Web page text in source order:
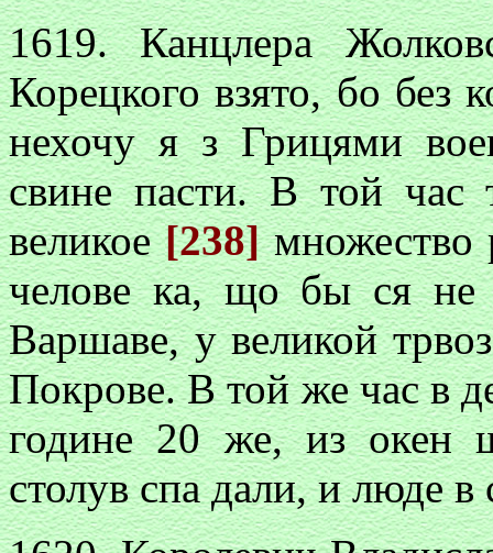
1619. Канцлера
Корецкого взято, бо без
нехочу я з Грицями
свине пасти. В той час
великое[238]множество
челове ка, що бы ся не
Варшаве, у великой
Покрове. В той же час в
године 20 же, из окен
столув спа дали, и люде